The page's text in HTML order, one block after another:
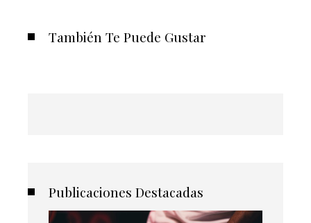
También Te Puede Gustar
Publicaciones Destacadas